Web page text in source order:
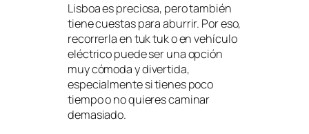
Lisboa es preciosa, pero también
tiene cuestas para aburrir. Por eso,
recorrerla en tuk tuk o en vehículo
eléctrico puede ser una opción
muy cómoda y divertida,
especialmente si tienes poco
tiempo o no quieres caminar
demasiado.